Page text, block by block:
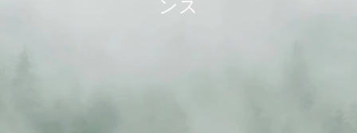
ンス